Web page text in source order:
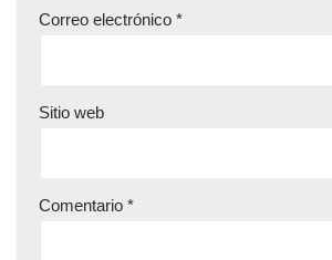
Correo electrónico *
Sitio web
Comentario *